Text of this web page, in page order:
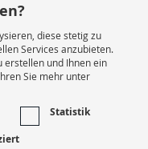
Widerruf Starten
WIDERRUFEN
diese stetig zu
Services anzubieten.
erstellen und Ihnen ein
Sie mehr unter
Statistik